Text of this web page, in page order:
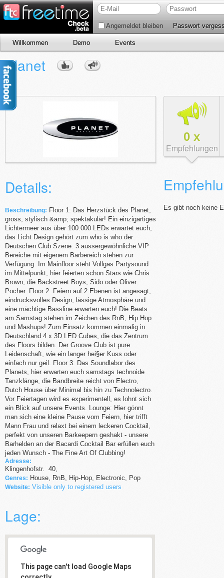
Angemeldet bleiben Passwort
Willkommen Demo Events
Planet
Details:
Beschreibung: Floor 1: Das Herzstück des Planet,
gross, stylisch &amp; spektakulär! Ein einzigartiges
Lichtermeer aus über 100.000 LEDs erwartet euch,
das Licht Design gehört zum who is who der
Deutschen Club Szene. 3 aussergewöhnliche VIP
Bereiche mit eigenem Barbereich stehen zur
Verfügung. Im Mainfloor steht Vollgas Partysound
im Mittelpunkt, hier feierten schon Stars wie Chris
Brown, die Backstreet Boys, Sido oder Oliver
Pocher. Floor 2: Feiern auf 2 Ebenen ist angesagt,
eindrucksvolles Design, lässige Atmosphäre und
eine mächtige Bassline erwarten euch! Die Beats
am Samstag stehen im Zeichen des RnB, Hip Hop
und Mashups! Zum Einsatz kommen einmalig in
Deutschland 4 x 3D LED Cubes, die das Zentrum
des Floors bilden. Der Groove Club ist pure
Leidenschaft, wie ein langer hei§er Kuss oder
einfach nur geil. Floor 3: Das Soundlabor des
Planets, hier erwarten euch samstags technoide
Tanzklänge, die Bandbreite reicht von Electro,
Dutch House über Minimal bis hin zu Technolectro.
Vor Feiertagen wird es experimentell, es lohnt sich
ein Blick auf unsere Events. Lounge: Hier gönnt
man sich eine kleine Pause vom Feiern, hier trifft
Mann Frau und relaxt bei einem leckeren Cocktail,
perfekt von unseren Barkeepern geshakt - unsere
Barhelden an der Bacardi Cocktail Bar erfüllen euch
jeden Wunsch - The Fine Art Of Clubbing!
Adresse:
Klingenhofstr. 40,
Genres: House, RnB, Hip-Hop, Electronic, Pop
Website: Visible only to registered users
Lage:
This page can't load Google Maps
0 x
Empfehlungen
Es gibt noch keine